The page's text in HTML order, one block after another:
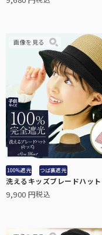
「仏塔」をモチーフに
髪型を崩さずにお顔周
帽子。
指先までカバーする特殊
社内やちょっとした小窓
柔らかな薄手の生地で、
眼鏡の聖地と言われて
100%遮光 つば裏遮光
洗えるキッズブレードハット
9,900 税込